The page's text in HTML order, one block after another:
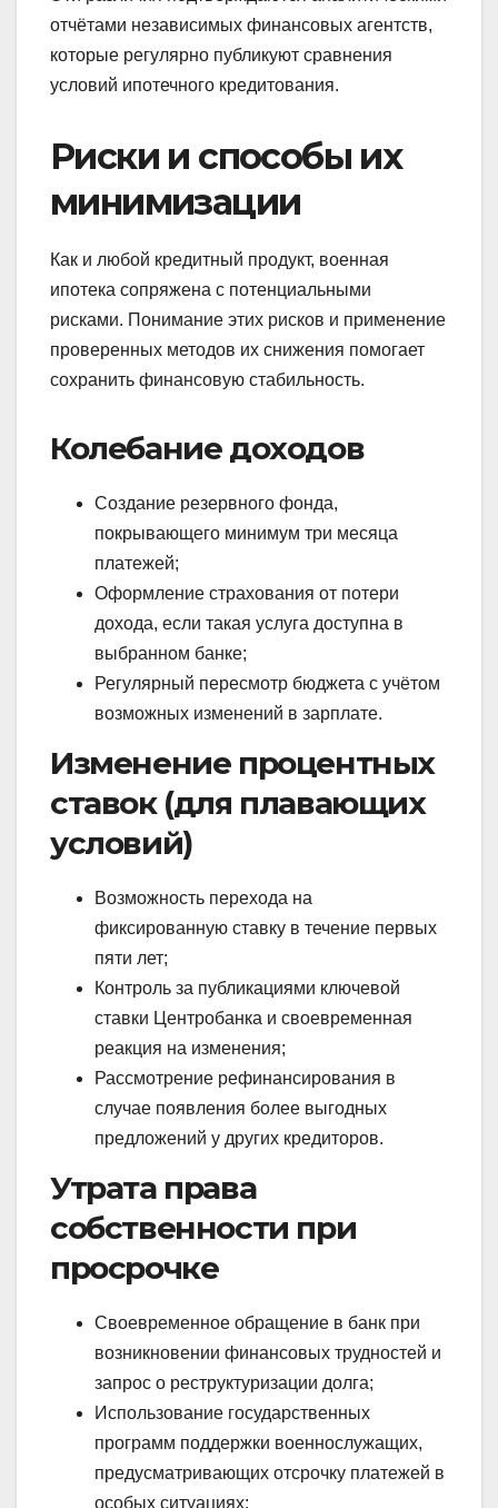
отчётами независимых финансовых агентств,
которые регулярно публикуют сравнения
условий ипотечного кредитования.
Риски и способы их
минимизации
Как и любой кредитный продукт, военная
ипотека сопряжена с потенциальными
рисками. Понимание этих рисков и применение
проверенных методов их снижения помогает
сохранить финансовую стабильность.
Колебание доходов
Создание резервного фонда,
покрывающего минимум три месяца
платежей;
Оформление страхования от потери
дохода, если такая услуга доступна в
выбранном банке;
Регулярный пересмотр бюджета с учётом
возможных изменений в зарплате.
Изменение процентных
ставок (для плавающих
условий)
Возможность перехода на
фиксированную ставку в течение первых
пяти лет;
Контроль за публикациями ключевой
ставки Центробанка и своевременная
реакция на изменения;
Рассмотрение рефинансирования в
случае появления более выгодных
предложений у других кредиторов.
Утрата права
собственности при
просрочке
Своевременное обращение в банк при
возникновении финансовых трудностей и
запрос о реструктуризации долга;
Использование государственных
программ поддержки военнослужащих,
предусматривающих отсрочку платежей в
особых ситуациях;